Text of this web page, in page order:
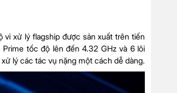
vi xử lý flagship được sản xuất trên tiến
tốc độ lên đến 4.32 GHz và 6 lõi
lý các tác vụ nặng một cách dễ dàng.